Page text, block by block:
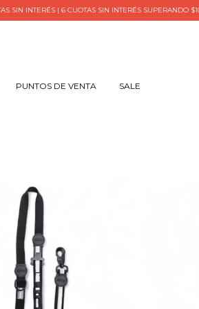
| 6 CUOTAS SIN INTERÉS SUPERANDO $100.000 |
PUNTOS DE VENTA SALE